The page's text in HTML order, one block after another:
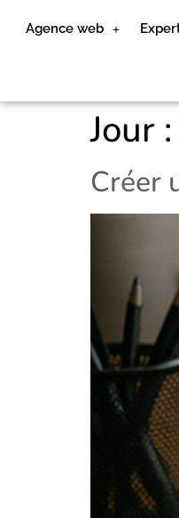
Agence web
Jour :
Créer